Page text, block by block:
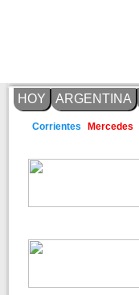
HOY ARGENTINA
Corrientes Mercedes